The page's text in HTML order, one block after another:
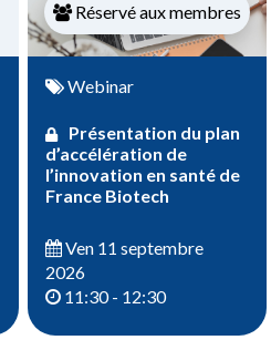
Réservé aux membres
Webinar
Présentation du plan
d’accélération de
l’innovation en santé de
France Biotech
Ven 11 septembre
2026
11:30 - 12:30